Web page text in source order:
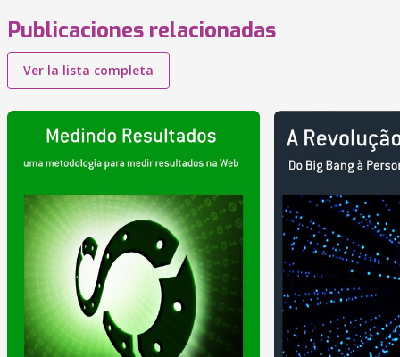
Publicaciones relacionadas
Ver la lista completa